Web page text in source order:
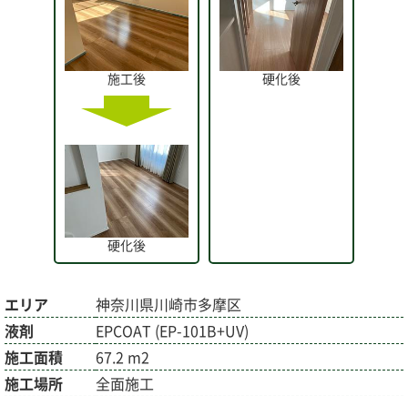
施工後
硬化後
硬化後
エリア
神奈川県川崎市多摩区
液剤
EPCOAT (EP-101B+UV)
施工面積
67.2 m2
施工場所
全面施工